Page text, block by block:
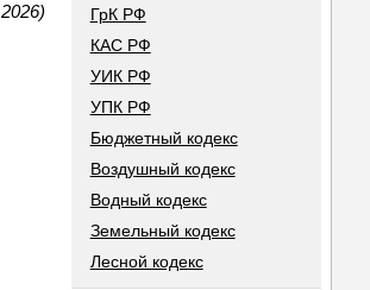
ГрК РФ
КАС РФ
УИК РФ
УПК РФ
Бюджетный кодекс
Воздушный кодекс
Водный кодекс
Земельный кодекс
Лесной кодекс